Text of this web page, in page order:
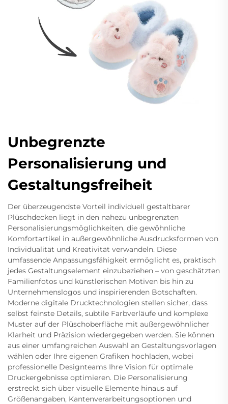
Unbegrenzte
Personalisierung und
Gestaltungsfreiheit
Der überzeugendste Vorteil individuell gestaltbarer
Plüschdecken liegt in den nahezu unbegrenzten
Personalisierungsmöglichkeiten, die gewöhnliche
Komfortartikel in außergewöhnliche Ausdrucksformen von
Individualität und Kreativität verwandeln. Diese
umfassende Anpassungsfähigkeit ermöglicht es, praktisch
jedes Gestaltungselement einzubeziehen – von geschätzten
Familienfotos und künstlerischen Motiven bis hin zu
Unternehmenslogos und inspirierenden Botschaften.
Moderne digitale Drucktechnologien stellen sicher, dass
selbst feinste Details, subtile Farbverläufe und komplexe
Muster auf der Plüschoberfläche mit außergewöhnlicher
Klarheit und Präzision wiedergegeben werden. Sie können
aus einer umfangreichen Auswahl an Gestaltungsvorlagen
wählen oder Ihre eigenen Grafiken hochladen, wobei
professionelle Designteams Ihre Vision für optimale
Druckergebnisse optimieren. Die Personalisierung
erstreckt sich über visuelle Elemente hinaus auf
Größenangaben, Kantenverarbeitungsoptionen und